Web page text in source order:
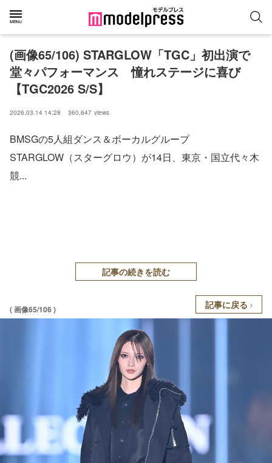
(画像65/106) STARGLOW「TGC」初出演で
堂々パフォーマンス 憧れステージに喜び
【TGC2026 S/S】
2026.03.14 14:28 360,647 views
BMSGの5人組ダンス＆ボーカルグループ
STARGLOW（スターグロウ）が14日、東京・国立代々木
競...
記事の続きを読む
( 画像65/106 ) 記事に戻る